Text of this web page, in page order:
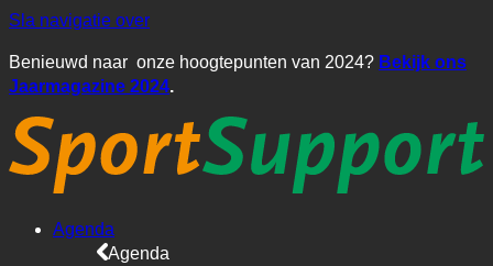
Sla navigatie over
Benieuwd naar onze hoogtepunten van 2024? Bekijk ons
Jaarmagazine 2024.
Agenda
Agenda